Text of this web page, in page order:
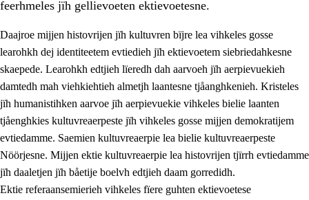
Lïerehtimmien aarvoevåarome
1.1 Almetjeaarvoe
Identiteete jïh kulturellen gellievoete
1.3 Laejhtehks ussjedimmie jïh etihkeles vuajnoe
goerehtimmievæljoe
1.5 Eatnemem krööhkestidh jïh byjresegoerkesevoete
feerhmeles jïh gellievoeten ektievoetesne.
Daajroe mijjen histovrijen jïh kultuvren bïjre lea vihkeles gosse
learohkh dej identiteetem evtiedieh jïh ektievoetem siebriedahkesne
skaepede. Learohkh edtjieh lïeredh dah aarvoeh jïh aerpievuekieh
damtedh mah viehkiehtieh almetjh laantesne tjåanghkenieh. Kristeles
jïh humanistihken aarvoe jïh aerpievuekie vihkeles bielie laanten
tjåenghkies kultuvreaerpeste jïh vihkeles gosse mijjen demokratijem
evtiedamme. Saemien kultuvreaerpie lea bielie kultuvreaerpeste
Nöörjesne. Mijjen ektie kultuvreaerpie lea histovrijen tjïrrh evtiedamme
jïh daaletjen jïh båetije boelvh edtjieh daam gorredidh.
Ektie referaansemierieh vihkeles fïere guhten ektievoetese